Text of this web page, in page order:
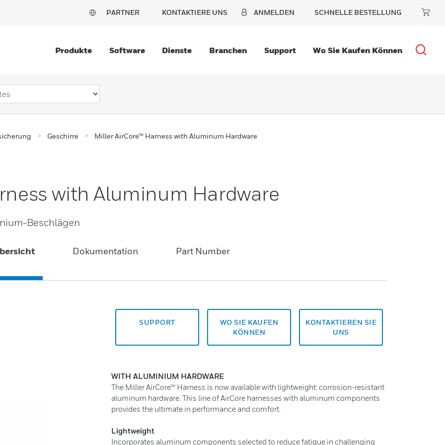
PARTNER KONTAKTIERE UNS ANMELDEN SCHNELLE BESTELLUNG
Produkte Software Dienste Branchen Support Wo Sie Kaufen Können
Geschirre Miller AirCore™ Harness with Aluminum Hardware
with Aluminum Hardware
Beschlägen
Dokumentation Part Number
SUPPORT
WO SIE KAUFEN
KÖNNEN
KONTAKTIEREN SIE
UNS
WITH ALUMINIUM HARDWARE
The Miller AirCore™ Harness is now available with lightweight: corrosion-resistant
aluminum hardware. This line of AirCore harnesses with aluminum components
provides the ultimate in performance and comfort.
Lightweight
Incorporates aluminum components selected to reduce fatigue in challenging